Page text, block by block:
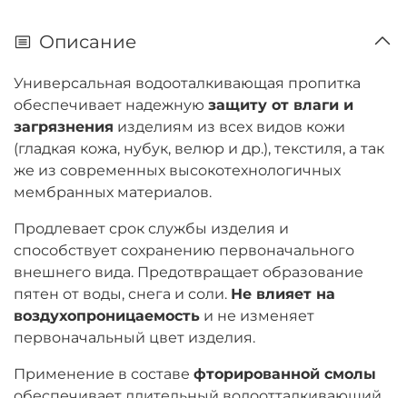
Описание
Универсальная водооталкивающая пропитка
обеспечивает надежную защиту от влаги и
загрязнения изделиям из всех видов кожи
(гладкая кожа, нубук, велюр и др.), текстиля, а так
же из современных высокотехнологичных
мембранных материалов.
Продлевает срок службы изделия и
способствует сохранению первоначального
внешнего вида. Предотвращает образование
пятен от воды, снега и соли. Не влияет на
воздухопроницаемость и не изменяет
первоначальный цвет изделия.
Применение в составе фторированной смолы